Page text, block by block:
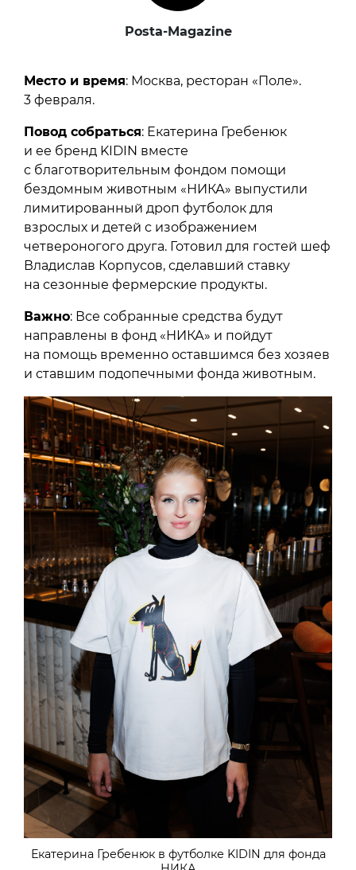
Posta-Magazine
Место и время: Москва, ресторан «Поле».
3 февраля.
Повод собраться: Екатерина Гребенюк
и ее бренд KIDIN вместе
с благотворительным фондом помощи
бездомным животным «НИКА» выпустили
лимитированный дроп футболок для
взрослых и детей с изображением
четвероногого друга. Готовил для гостей шеф
Владислав Корпусов, сделавший ставку
на сезонные фермерские продукты.
Важно: Все собранные средства будут
направлены в фонд «НИКА» и пойдут
на помощь временно оставшимся без хозяев
и ставшим подопечными фонда животным.
Екатерина Гребенюк в футболке KIDIN для фонда